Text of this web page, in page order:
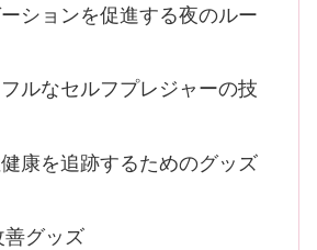
ションを促進する夜のルー
ルなセルフプレジャーの技
康を追跡するためのグッズ
善グッズ